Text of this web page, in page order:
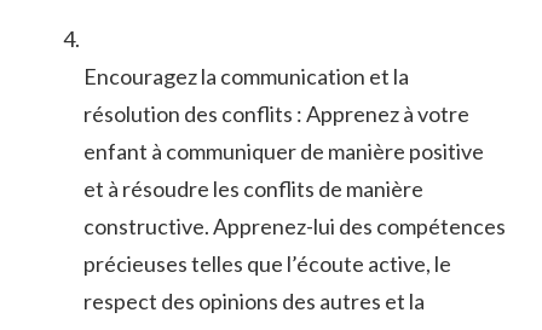
Encouragez‌ la communication et la
résolution des conflits : Apprenez à⁢ votre
enfant⁢ à communiquer de ‍manière positive
et à ⁤résoudre les⁢ conflits‌ de manière
constructive. Apprenez-lui des compétences
précieuses ​telles que ⁣l’écoute active, le
respect des opinions des autres ‍et la